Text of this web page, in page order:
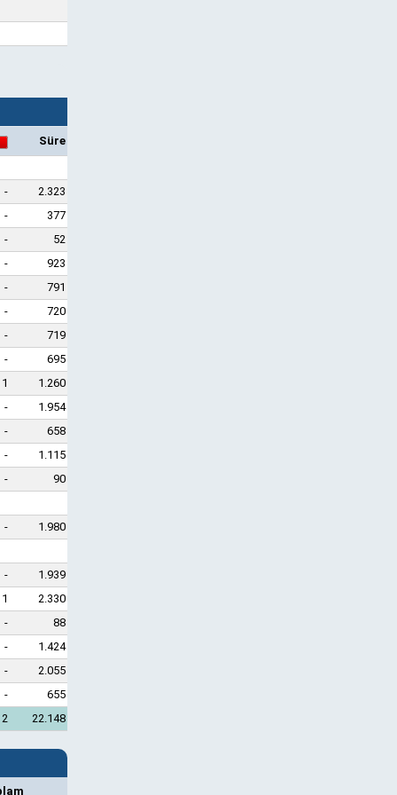
Süre
-
2.323
-
377
-
52
-
923
-
791
-
720
-
719
-
695
1
1.260
-
1.954
-
658
-
1.115
-
90
-
1.980
-
1.939
1
2.330
-
88
-
1.424
-
2.055
-
655
2 22.148